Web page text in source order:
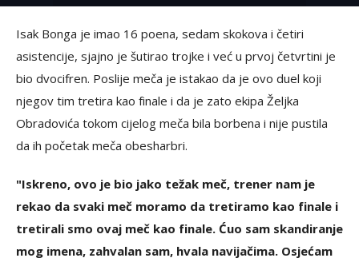
Isak Bonga je imao 16 poena, sedam skokova i četiri
asistencije, sjajno je šutirao trojke i već u prvoj četvrtini je
bio dvocifren. Poslije meča je istakao da je ovo duel koji
njegov tim tretira kao finale i da je zato ekipa Željka
Obradovića tokom cijelog meča bila borbena i nije pustila
da ih početak meča obesharbri.
"Iskreno, ovo je bio jako težak meč, trener nam je
rekao da svaki meč moramo da tretiramo kao finale i
tretirali smo ovaj meč kao finale. Ćuo sam skandiranje
mog imena, zahvalan sam, hvala navijačima. Osjećam